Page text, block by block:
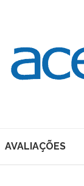
AVALIAÇÕES